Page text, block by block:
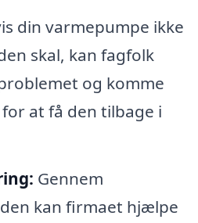
din varmepumpe ikke
skal, kan fagfolk
og komme
at få den tilbage i
Gennem
kan firmaet hjælpe